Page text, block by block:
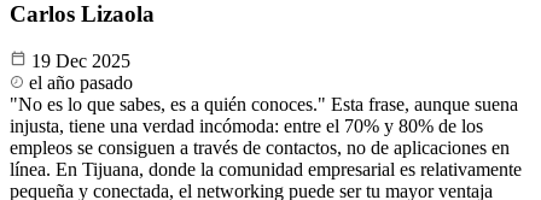
Carlos Lizaola
19 Dec 2025
el año pasado
"No es lo que sabes, es a quién conoces." Esta frase, aunque suena
injusta, tiene una verdad incómoda: entre el 70% y 80% de los
empleos se consiguen a través de contactos, no de aplicaciones en
línea. En Tijuana, donde la comunidad empresarial es relativamente
pequeña y conectada, el networking puede ser tu mayor ventaja